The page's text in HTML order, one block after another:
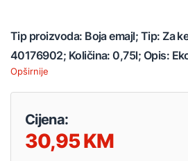
Tip proizvoda: Boja emajl; Tip: Za
40176902; Količina: 0,75l; Opis:
Opširnije
Cijena:
30,95